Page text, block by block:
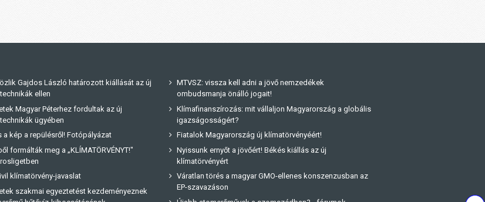
Gajdos László határozott kiállását az új
ellen
Magyar Péterhez fordultak az új
ügyében
a kép a repülésről! Fotópályázat
formálták meg a „KLÍMATÖRVÉNYT!"
klímatörvény-javaslat
szakmai egyeztetést kezdeményeznek
MTVSZ: vissza kell adni a jövő nemzedékek
ombudsmanja önálló jogait!
Klímafinanszírozás: mit vállaljon Magyarország a globális
igazságosságért?
Fiatalok Magyarország új klímatörvényéért!
Nyissunk ernyőt a jövőért! Békés kiállás az új
klímatörvényért
Váratlan törés a magyar GMO-ellenes konszenzusban az
EP-szavazáson